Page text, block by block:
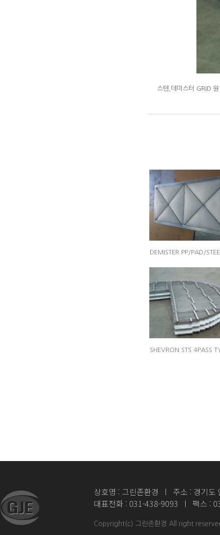
스텐,데미스터 GRID
DEMISTER PP/PAD/STEEL
SHEVRON STS 4PASS
상호명 : 그린존환경 l 주소 : 경기도
대표전화 : 031-438-9093 l 팩스
Copyright(c) 그린존환경 All right